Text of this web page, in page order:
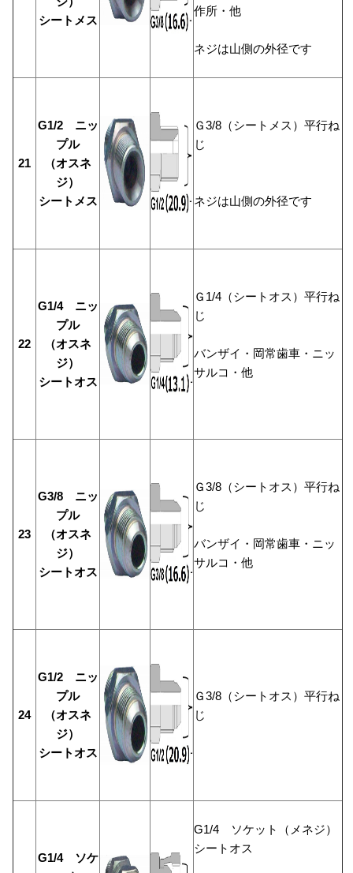
シートメス
作所・他
ネジは山側の外径です
21
G1/2 ニッ
プル
（オスネ
ジ）
シートメス
Ｇ3/8（シートメス）平行ね
じ
ネジは山側の外径です
22
G1/4 ニッ
プル
（オスネ
ジ）
シートオス
Ｇ1/4（シートオス）平行ね
じ
バンザイ・岡常歯車・ニッ
サルコ・他
23
G3/8 ニッ
プル
（オスネ
ジ）
シートオス
Ｇ3/8（シートオス）平行ね
じ
バンザイ・岡常歯車・ニッ
サルコ・他
24
G1/2 ニッ
プル
（オスネ
ジ）
シートオス
Ｇ3/8（シートオス）平行ね
じ
G1/4 ソケ
G1/4 ソケット（メネジ）
シートオス